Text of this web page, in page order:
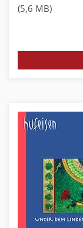
(5,6 MB)